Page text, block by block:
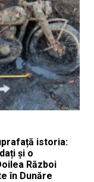
istoria:
și o
Război
în Dunăre